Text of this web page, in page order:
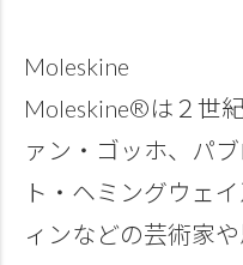
Moleskine
Moleskine®は２世
ァン・ゴッホ、パ
ト・ヘミングウェ
ィンなどの芸術家